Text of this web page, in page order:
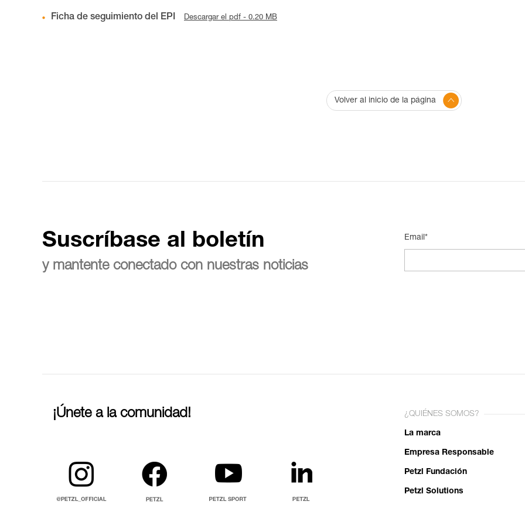
Ficha de seguimiento del EPI Descargar el pdf - 0.20 MB
Volver al inicio de la página
Suscríbase al boletín
y mantente conectado con nuestras noticias
Email*
¡Únete a la comunidad! ¿QUIÉNES SOMOS?
La marca
Empresa Responsable
Petzl Fundación
Petzl Solutions